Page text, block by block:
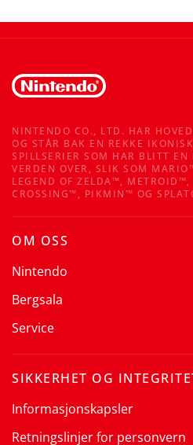
NINTENDO CO., LTD. HAR
OG STÅR BAK EN REKKE
SPILLSERIER SOM HAR BLITT EN
VERDEN OVER, SLIK SOM
LEGEND OF ZELDA™,
CROSSING™, PIKMIN™ OG
OM OSS
Nintendo
Bergsala
Service
SIKKERHET OG
Informasjonskapsler
Retningslinjer for personvern